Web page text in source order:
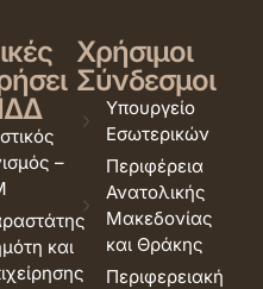
–
και
Χρήσιμοι
Σύνδεσμοι
Υπουργείο
Εσωτερικών
Περιφέρεια
Ανατολικής
Μακεδονίας
και Θράκης
Περιφερειακή